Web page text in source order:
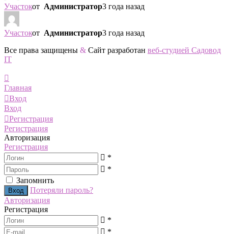
Участокот Администратор3 года назад
Участокот Администратор3 года назад
Все права защищены & Сайт разработан веб-студией Садовод
IT
Главная
Вход
Вход
Регистрация
Регистрация
Авторизация
Регистрация
*
*
Запомнить
Потеряли пароль?
Авторизация
Регистрация
*
*